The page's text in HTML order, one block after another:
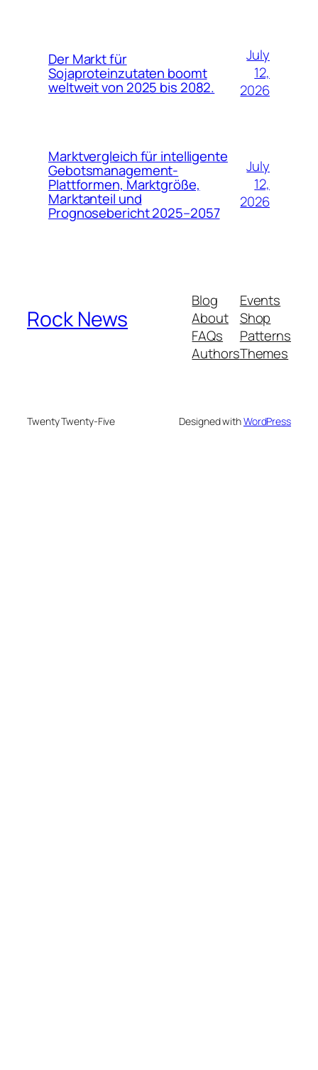
Der Markt für
Sojaproteinzutaten boomt
weltweit von 2025 bis 2082.
July
12,
2026
Marktvergleich für intelligente
Gebotsmanagement-
Plattformen, Marktgröße,
Marktanteil und
Prognosebericht 2025–2057
July
12,
2026
Rock News
Blog
About
FAQs
Authors
Events
Shop
Patterns
Themes
Twenty Twenty-Five Designed withWordPress